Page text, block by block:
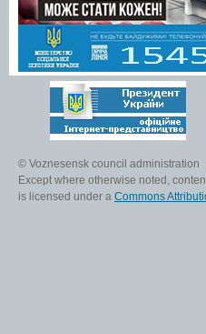
© Voznesensk council administration
Except where otherwise noted,
is licensed under a Commons